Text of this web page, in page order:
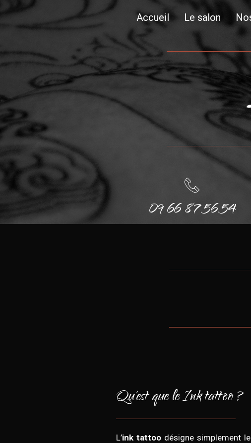
Accueil Le salon
09 66 87 56 54
Qu'est que le Ink tattoo ?
L’ink tattoodésigne simplement